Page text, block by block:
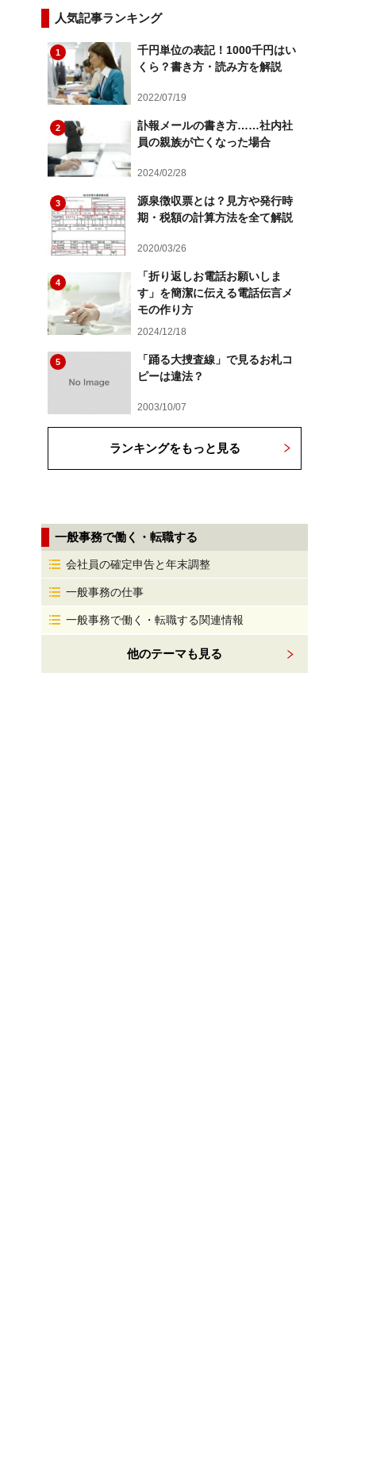
人気記事ランキング
1
千円単位の表記！1000千円はい
くら？書き方・読み方を解説
2022/07/19
2
訃報メールの書き方……社内社
員の親族が亡くなった場合
2024/02/28
3
源泉徴収票とは？見方や発行時
期・税額の計算方法を全て解説
2020/03/26
4
「折り返しお電話お願いしま
す」を簡潔に伝える電話伝言メ
モの作り方
2024/12/18
5
「踊る大捜査線」で見るお札コ
ピーは違法？
2003/10/07
ランキングをもっと見る
一般事務で働く・転職する
会社員の確定申告と年末調整
一般事務の仕事
一般事務で働く・転職する関連情報
他のテーマも見る